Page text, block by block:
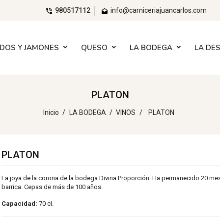
980517112 info@carniceriajuancarlos.com
Y JAMONES QUESO LA BODEGA LA
PLATON
Inicio LA BODEGA VINOS PLATON
PLATON
La joya de la corona de la bodega Divina Proporción. Ha permanecido 20
barrica. Cepas de más de 100 años.
Capacidad: 70 cl.